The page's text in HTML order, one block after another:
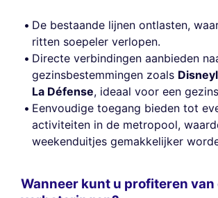
De bestaande lijnen ontlasten,
ritten soepeler verlopen.
Directe verbindingen aanbieden
gezinsbestemmingen zoals
La Défense, ideaal voor een
Eenvoudige toegang bieden tot
activiteiten in de metropool,
weekenduitjes gemakkelijker
Wanneer kunt u profiteren van